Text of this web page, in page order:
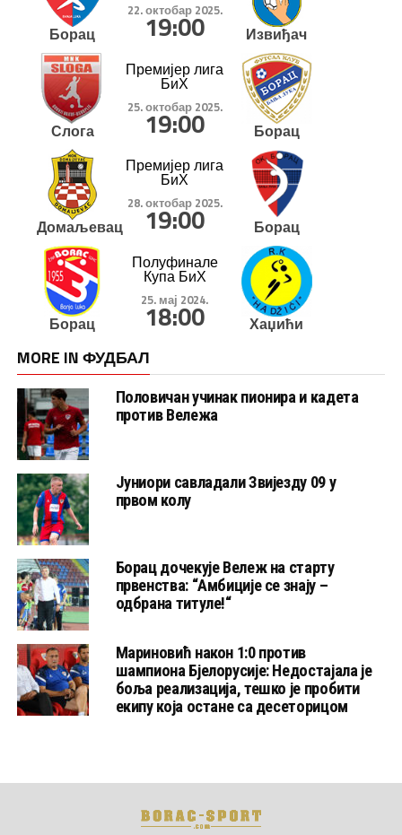
Борац
22. октобар 2025.
19:00 Извиђач
Слога
Премијер лига
БиХ
25. октобар 2025.
19:00 Борац
Домаљевац
Премијер лига
БиХ
28. октобар 2025.
19:00 Борац
Борац
Полуфинале
Купа БиХ
25. мај 2024.
18:00 Хаџићи
MORE IN ФУДБАЛ
Половичан учинак пионира и кадета
против Вележа
Јуниори савладали Звијезду 09 у
првом колу
Борац дочекује Вележ на старту
првенства: “Амбиције се знају –
одбрана титуле!“
Мариновић након 1:0 против
шампиона Бјелорусије: Недостајала је
боља реализација, тешко је пробити
екипу која остане са десеторицом